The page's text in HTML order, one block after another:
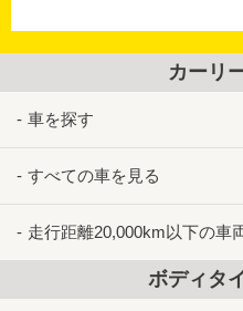
カーリ
車を探す
すべての車を見る
走行距離20,000km以下の車
ボディタ